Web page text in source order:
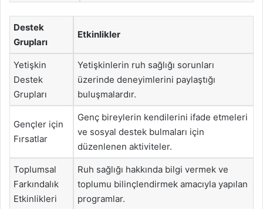
Destek
Grupları
Etkinlikler
Yetişkin
Destek
Grupları
Yetişkinlerin ruh sağlığı sorunları
üzerinde deneyimlerini paylaştığı
buluşmalardır.
Gençler için
Fırsatlar
Genç bireylerin kendilerini ifade etmeleri
ve sosyal destek bulmaları için
düzenlenen aktiviteler.
Toplumsal
Farkındalık
Etkinlikleri
Ruh sağlığı hakkında bilgi vermek ve
toplumu bilinçlendirmek amacıyla yapılan
programlar.